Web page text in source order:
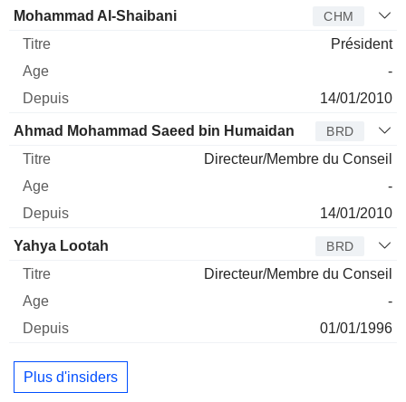
Administrateur Titre Age
Mohammad Al-Shaibani CHM
Président
-
14/01/2010
Ahmad Mohammad Saeed bin Humaidan BRD
Directeur/Membre du Conseil
-
14/01/2010
Yahya Lootah BRD
Directeur/Membre du Conseil
-
01/01/1996
Plus d'insiders